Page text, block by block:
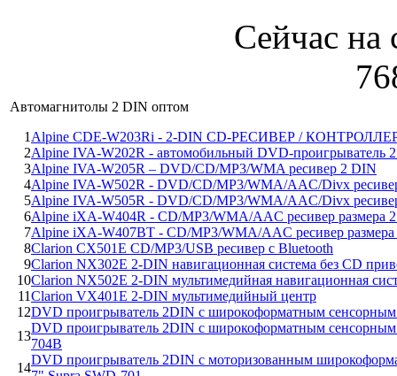
Сейчас на
Автомагнитолы 2 DIN оптом
1 Alpine CDE-W203Ri - 2-DIN CD-РЕСИВЕР /
2Alpine IVA-W202R - автомобильный DVD-проигрыватель
3Alpine IVA-W205R – DVD/CD/MP3/WMA ресивер 2 DIN
4Alpine IVA-W502R - DVD/CD/MP3/WMA/AAC/Divx
5Alpine IVA-W505R - DVD/CD/MP3/WMA/AAC/Divx
6Alpine iXA-W404R - CD/MP3/WMA/AAC ресивер размера
7Alpine iXA-W407BT - CD/MP3/WMA/AAC ресивер
8Clarion CX501E CD/MP3/USB ресивер с Bluetooth
9Clarion NX302E 2-DIN навигационная система без CD
10Clarion NX502E 2-DIN мультимедийная навигационная
11Clarion VX401E 2-DIN мультимедийный центр
12DVD проигрыватель 2DIN с широкоформатным
13
DVD проигрыватель 2DIN с широкоформатным
704B
14
DVD проигрыватель 2DIN с моторизованным